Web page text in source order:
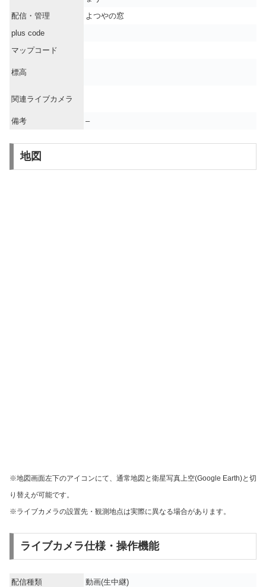
配信・管理
よつやの窓
plus code
マップコード
標高
関連ライブカメラ
備考 –
地図
※地図画面左下のアイコンにて、通常地図と衛星写真上空(Google Earth)と切
り替えが可能です。
※ライブカメラの設置先・観測地点は実際に異なる場合があります。
ライブカメラ仕様・操作機能
配信種類
動画(生中継)